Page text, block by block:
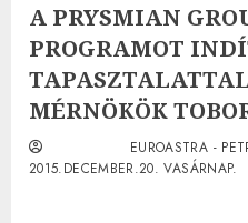
A PRYSMIAN
PROGRAMOT
MÉRNÖKÖK
EUROASTRA -
2015.DECEMBER.20. VASÁRNAP.